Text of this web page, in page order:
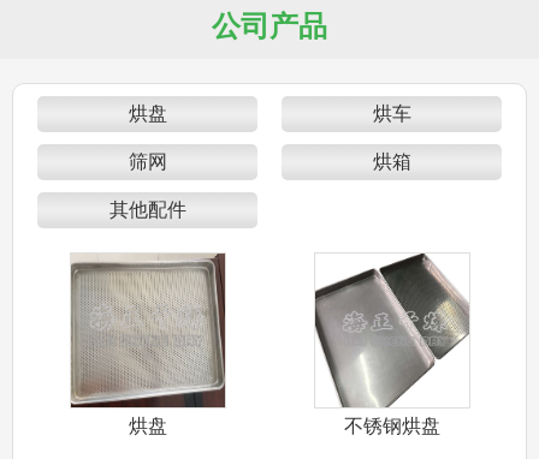
公司产品
烘盘 烘车
筛网 烘箱
其他配件
烘盘 不锈钢烘盘